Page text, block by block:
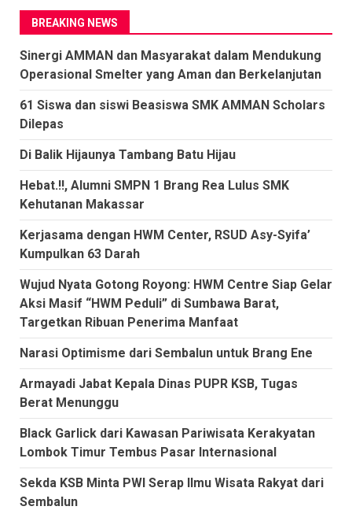
BREAKING NEWS
Sinergi AMMAN dan Masyarakat dalam Mendukung
Operasional Smelter yang Aman dan Berkelanjutan
61 Siswa dan siswi Beasiswa SMK AMMAN Scholars
Dilepas
Di Balik Hijaunya Tambang Batu Hijau
Hebat.!!, Alumni SMPN 1 Brang Rea Lulus SMK
Kehutanan Makassar
Kerjasama dengan HWM Center, RSUD Asy-Syifa’
Kumpulkan 63 Darah
Wujud Nyata Gotong Royong: HWM Centre Siap Gelar
Aksi Masif “HWM Peduli” di Sumbawa Barat,
Targetkan Ribuan Penerima Manfaat
Narasi Optimisme dari Sembalun untuk Brang Ene
Armayadi Jabat Kepala Dinas PUPR KSB, Tugas
Berat Menunggu
Black Garlick dari Kawasan Pariwisata Kerakyatan
Lombok Timur Tembus Pasar Internasional
Sekda KSB Minta PWI Serap Ilmu Wisata Rakyat dari
Sembalun